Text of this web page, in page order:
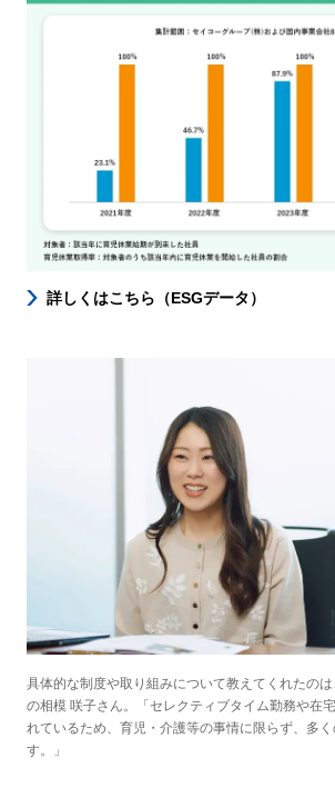
詳しくはこちら（ESGデータ）
具体的な制度や取り組みについて教えてくれたの
の相模 咲子さん。「セレクティブタイム勤務や在
れているため、育児・介護等の事情に限らず、多
す。」